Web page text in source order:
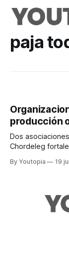
paja
producción
Dos
Chordeleg
By Youtopia 19